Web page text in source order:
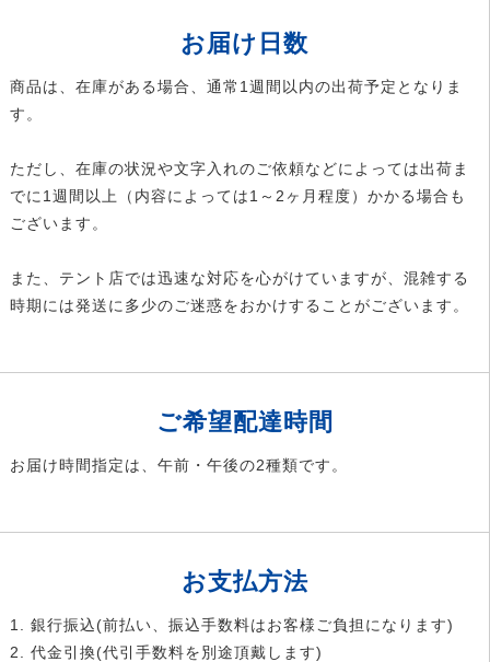
お届け日数
商品は、在庫がある場合、通常1週間以内の出荷予定となりま
す。
ただし、在庫の状況や文字入れのご依頼などによっては出荷ま
でに1週間以上（内容によっては1～2ヶ月程度）かかる場合も
ございます。
また、テント店では迅速な対応を心がけていますが、混雑する
時期には発送に多少のご迷惑をおかけすることがございます。
ご希望配達時間
お届け時間指定は、午前・午後の2種類です。
お支払方法
1. 銀行振込(前払い、振込手数料はお客様ご負担になります)
2. 代金引換(代引手数料を別途頂戴します)